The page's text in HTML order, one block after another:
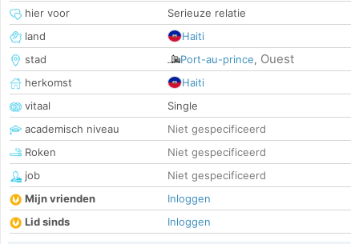
hier voor
Serieuze relatie
land
Haiti
stad
Port-au-prince, Ouest
herkomst
Haiti
vitaal
Single
academisch niveau
Niet gespecificeerd
Roken
Niet gespecificeerd
job
Niet gespecificeerd
Mijn vrienden
Inloggen
Lid sinds
Inloggen